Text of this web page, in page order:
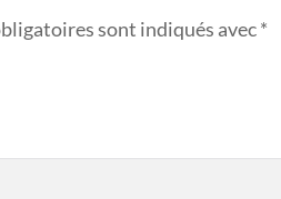
sont indiqués avec*